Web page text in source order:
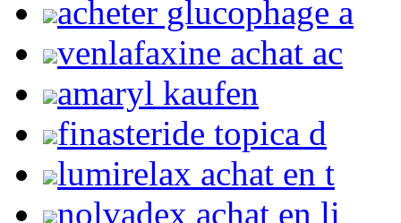
acheter glucophage a
venlafaxine achat ac
amaryl kaufen
finasteride topica d
lumirelax achat en t
nolvadex achat en li